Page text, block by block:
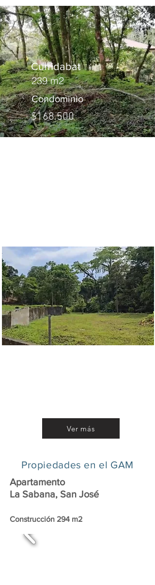
Curridabat
239 m2
Condominio
$168.500
Ver más
Propiedades en el GAM
Apartamento
La Sabana, San José
Construcción 294 m2